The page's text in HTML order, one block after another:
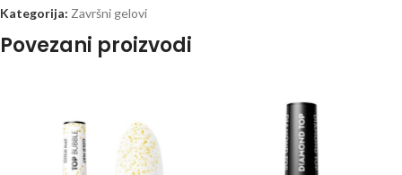
Kategorija: Završni gelovi
Povezani proizvodi